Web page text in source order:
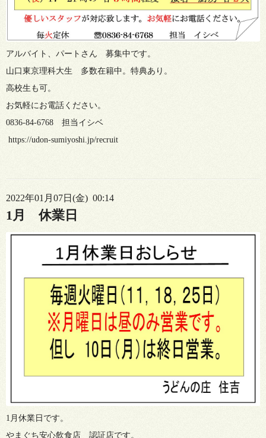
アルバイト、パートさん 募集中です。
山口東京理科大生 多数在籍中。特典あり。
高校生も可。
お気軽にお電話ください。
0836-84-6768 担当イシベ
https://udon-sumiyoshi.jp/recruit
2022年01月07日(金) 00:14
1月 休業日
1月休業日です。
やまぐち安心飲食店 認証店です。